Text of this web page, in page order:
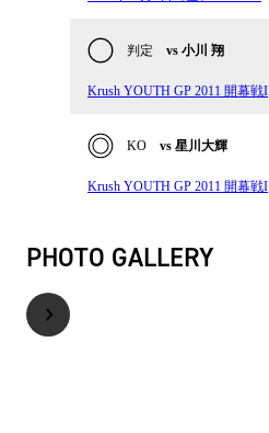
判定 vs 小川 翔
Krush YOUTH GP 2011 開幕戦I
KO vs 星川大輝
Krush YOUTH GP 2011 開幕戦I
PHOTO GALLERY